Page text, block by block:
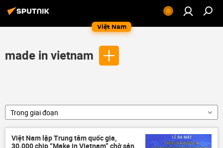
Việt Nam
made in vietnam
Trong giai đoạn
Việt Nam lập Trung tâm quốc gia,
30.000 chip “Make in Vietnam” chờ sản